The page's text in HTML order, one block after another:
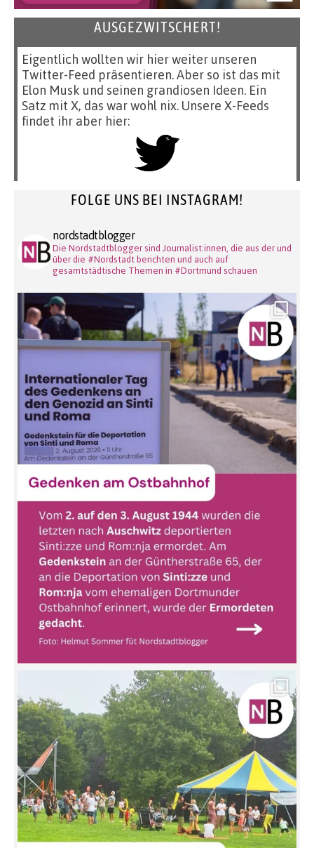
AUSGEZWITSCHERT!
Eigentlich wollten wir hier weiter unseren
Twitter-Feed präsentieren. Aber so ist das mit
Elon Musk und seinen grandiosen Ideen. Ein
Satz mit X, das war wohl nix. Unsere X-Feeds
findet ihr aber hier:
FOLGE UNS BEI INSTAGRAM!
nordstadtblogger
Die Nordstadtblogger sind Journalist:innen, die aus der und
über die #Nordstadt berichten und auch auf
gesamtstädtische Themen in #Dortmund schauen